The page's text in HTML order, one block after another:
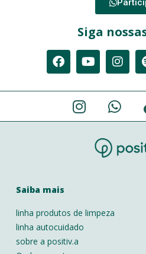
Siga
Saiba mais
linha produtos de limpeza
linha autocuidado
sobre a positiv.a